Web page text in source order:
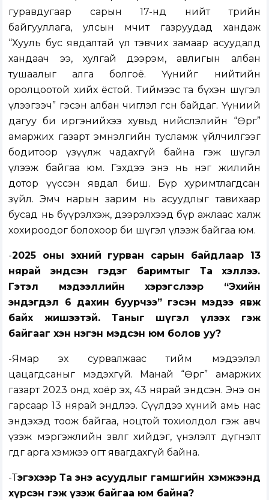
гуравдугаар сарын 17-нд нийт төрийн
байгууллага, улсын өмчит газруудад хандаж
“Хууль бус явдалтай үл тэвчих замаар асуудалд
хандаач ээ, хулгай дээрэм, авлигын албан
тушаалыг алга болгоё. Үүнийг нийтийн
оролцоотой хийх ёстой. Тиймээс та бүхэн шүгэл
үлээгээч” гэсэн албан чиглэл өгсөн байдаг. Үүниий
дагуу би иргэнийхээ хувьд нийслэлийн “Өргөө”
амаржих газарт эмнэлгийн тусламж үйлчилгээг
бодитоор үзүүлж чадахгүй байна гэж шүгэл
үлээж байгаа юм. Гэхдээ энэ нь нэг жилийн
дотор үүссэн явдал биш. Бүр хуримтлагдсан
зүйл. Эмч нарын зарим нь асуудлыг тавихаар
бусад нь бүүрэлхэж, дээрэлхээд бүр ажлаас халж
хохироодог болохоор би шүгэл үлээж байгаа юм.
-2025 оны эхний гурван сарын байдлаар 13
нярай эндсэн гэдэг баримтыг Та хэллээ.
Гэтэл мэдээллийн хэрэгслээр “Эхийн
эндэгдэл 6 дахин буурчээ” гэсэн мэдээ явж
байх жишээтэй. Таныг шүгэл үлээх гэж
байгааг хэн нэгэн мэдсэн юм болов уу?
-Ямар эх сурвалжаас тийм мэдээлэл
цацагдсаныг мэдэхгүй. Манай “Өргөө” амаржих
газарт 2023 онд хоёр эх, 43 нярай эндсэн. Энэ он
гарсаар 13 нярай эндлээ. Сүүлдээ хүний амь нас
эндэхэд тоож байгаа, ноцтой тохиолдол гэж авч
үзэж мэргэжлийн зөвлөгөө хийдэг, үнэлэлт дүгнэлт
өгдөг арга хэмжээ огт явагдахгүй байна.
-Тэгэхээр Та энэ асуудлыг гамшгийн хэмжээнд
хүрсэн гэж үзэж байгаа юм байна?